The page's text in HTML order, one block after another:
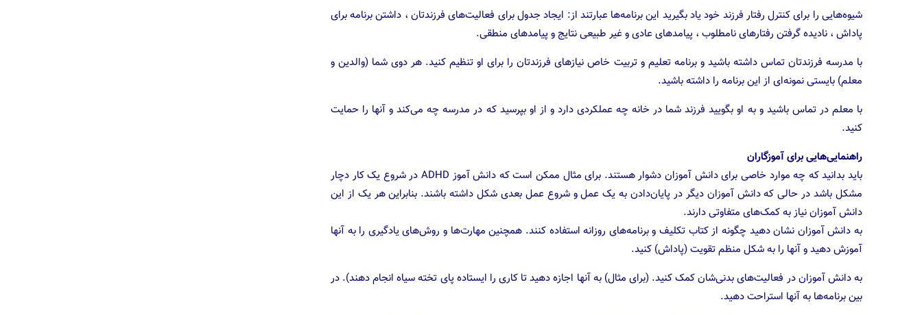
شیوه‌هایی را برای کنترل رفتار فرزند خود یاد بگیرید این برنامه‌ها عبارتند از: ایجاد جدول برای فعالیت‌های فرزندتان ، داشتن برنامه برای
پاداش ، نادیده گرفتن رفتارهای نامطلوب ، پیامدهای عادی و غیر طبیعی نتایج و پیامدهای منطقی.
با مدرسه فرزندتان تماس داشته باشید و برنامه تعلیم و تربیت خاص نیازهای فرزندتان را برای او تنظیم کنید. هر دوی شما (والدین و
معلم) بایستی نمونه‌ای از این برنامه را داشته باشید.
با معلم در تماس باشید و به او بگویید فرزند شما در خانه چه عملکردی دارد و از او بپرسید که در مدرسه چه می‌کند و آنها را حمایت
کنید.
راهنمایی‌هایی برای آموزگاران
باید بدانید که چه موارد خاصی برای دانش آموزان دشوار هستند. برای مثال ممکن است که دانش آموز ADHD در شروع یک کار دچار
مشکل باشد در حالی که دانش آموزان دیگر در پایان‌دادن به یک عمل و شروع عمل بعدی شکل داشته باشند. بنابراین هر یک از این
دانش آموزان نیاز به کمک‌های متفاوتی دارند.
به دانش آموزان نشان دهید چگونه از کتاب تکلیف و برنامه‌های روزانه استفاده کنند. همچنین مهارت‌ها و روش‌های یادگیری را به آنها
آموزش دهید و آنها را به شکل منظم تقویت (پاداش) کنید.
به دانش آموزان در فعالیت‌های بدنی‌شان کمک کنید. (برای مثال) به آنها اجازه دهید تا کاری را ایستاده پای تخته سیاه انجام دهند). در
بین برنامه‌ها به آنها استراحت دهید.